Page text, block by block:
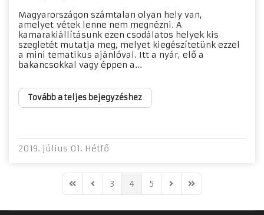
Magyarországon számtalan olyan hely van,
amelyet vétek lenne nem megnézni. A
kamarakiállításunk ezen csodálatos helyek kis
szegletét mutatja meg, melyet kiegészítetünk ezzel
a mini tematikus ajánlóval. Itt a nyár, elő a
bakancsokkal vagy éppen a...
Tovább a teljes bejegyzéshez
2019. július 01. Hétfő
First PagePrevious Page
3 4 5 Next PageLast Page